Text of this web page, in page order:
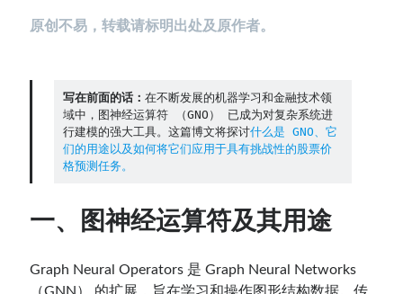
大多数突破交易倒在“收缩阶段”，而这个EA等的是“扩张确认”（附完整源
我拿Reddit上高赞的趋势策略，认真跑了一遍回测（附代码）
老余看市：长鑫4万亿，A股却蒸发12.4万亿
Contact：
原创不易，转载请标明出处及原作者。
写在前面的话： 在不断发展的机器学习和金融技术领
域中，图神经运算符 （GNO） 已成为对复杂系统进
行建模的强大工具。这篇博文将探讨什么是 GNO、它
们的用途以及如何将它们应用于具有挑战性的股票价
格预测任务。
一、图神经运算符及其用途
Graph Neural Operators 是 Graph Neural Networks
（GNN） 的扩展，旨在学习和操作图形结构数据。传